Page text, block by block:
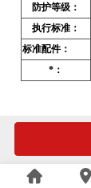
防护等级：
执行标准：
标准配件：
*：